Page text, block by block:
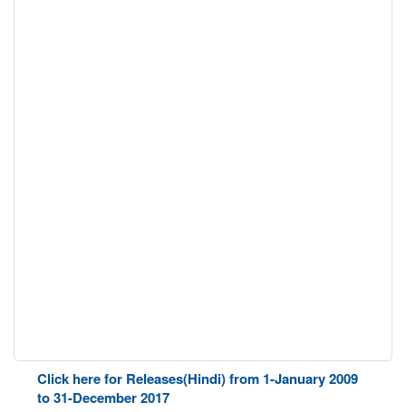
Click here for Releases(Hindi) from 1-January 2009
to 31-December 2017